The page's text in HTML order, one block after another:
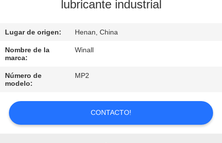
DE
CALIDAD
SOLICITAR
UNA
COTIZACIÓN
lubricante industrial
Lugar de origen: Henan, China
Nombre de la
marca:
Winall
Número de
modelo:
MP2
CONTACTO!